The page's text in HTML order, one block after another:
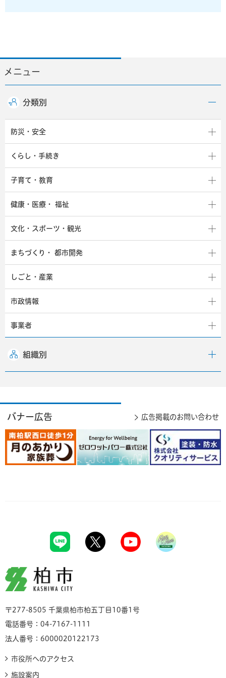
メニュー
分類別
防災・安全
くらし・手続き
子育て・教育
健康・医療・ 福祉
文化・スポーツ・観光
まちづくり・ 都市開発
しごと・産業
市政情報
事業者
組織別
バナー広告 広告掲載のお問い合わせ
柏市
〒277-8505 千葉県柏市柏五丁目10番1号
電話番号：04-7167-1111
法人番号：6000020122173
市役所へのアクセス
施設案内